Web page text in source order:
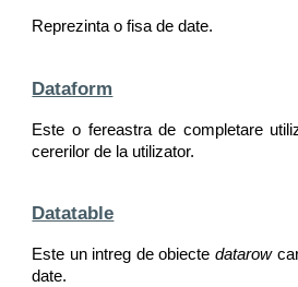
Reprezinta o fisa de date.
Dataform
Este o fereastra de completare
cererilor de la utilizator.
Datatable
Este un intreg de obiecte datarow
date.